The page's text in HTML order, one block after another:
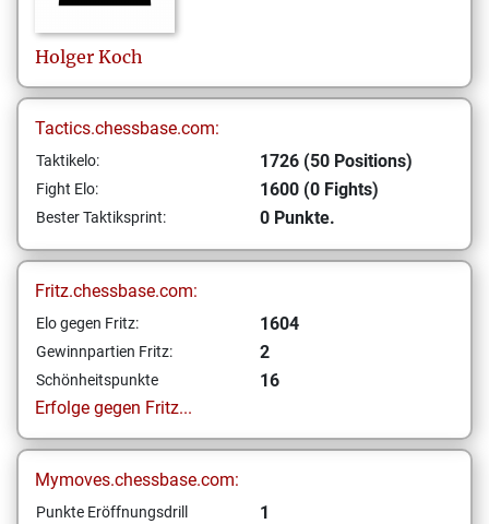
Holger Koch
Tactics.chessbase.com:
Taktikelo: 1726 (50 Positions)
Fight Elo: 1600 (0 Fights)
Bester Taktiksprint: 0 Punkte.
Fritz.chessbase.com:
Elo gegen Fritz: 1604
Gewinnpartien Fritz: 2
Schönheitspunkte
16
Erfolge gegen Fritz...
Mymoves.chessbase.com:
Punkte Eröffnungsdrill 1